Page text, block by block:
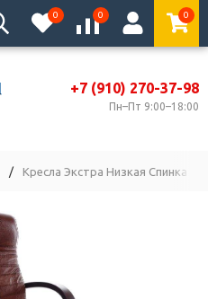
0 0 0
+7 (910) 270-37-98
Пн–Пт 9:00–18:00
/ Кресла Экстра Низкая Спинка